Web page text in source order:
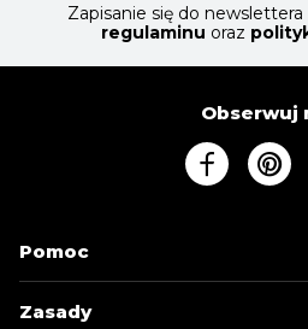
Zapisanie się do
regulaminu oraz
Obserwuj
Pomoc
Zasady